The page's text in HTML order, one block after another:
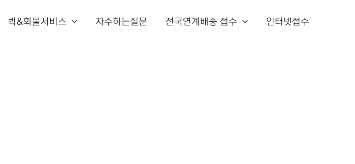
퀵&화물서비스 자주하는질문 전국연계배송 접수 인터넷접수